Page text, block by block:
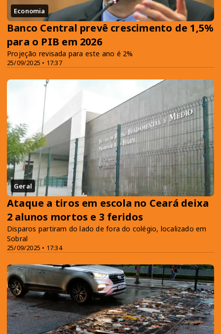
Economia
25/09/2025 • 17:37
Banco Central prevê crescimento de 1,5%
para o PIB em 2026
Projeção revisada para este ano é 2%
Geral
25/09/2025 • 17:34
Ataque a tiros em escola no Ceará deixa
2 alunos mortos e 3 feridos
Disparos partiram do lado de fora do colégio, localizado em
Sobral